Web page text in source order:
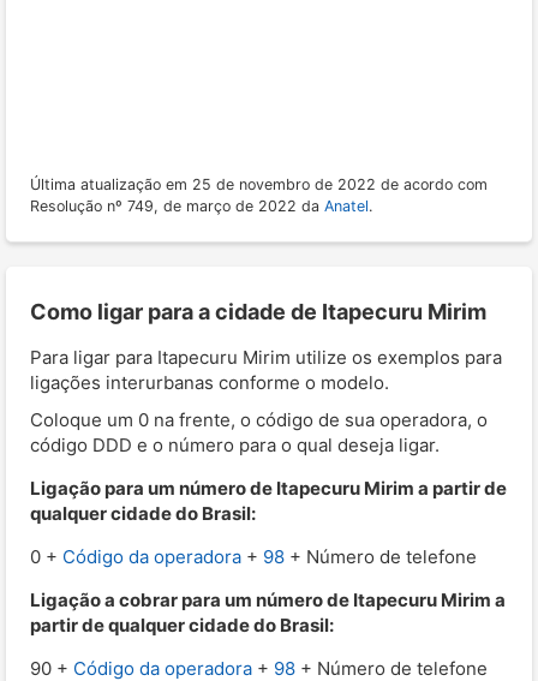
Última atualização em 25 de novembro de 2022 de acordo com
Resolução nº 749, de março de 2022 da Anatel.
Como ligar para a cidade de Itapecuru Mirim
Para ligar para Itapecuru Mirim utilize os exemplos para
ligações interurbanas conforme o modelo.
Coloque um 0 na frente, o código de sua operadora, o
código DDD e o número para o qual deseja ligar.
Ligação para um número de Itapecuru Mirim a partir de
qualquer cidade do Brasil:
0 + Código da operadora + 98 + Número de telefone
Ligação a cobrar para um número de Itapecuru Mirim a
partir de qualquer cidade do Brasil:
90 + Código da operadora + 98 + Número de telefone